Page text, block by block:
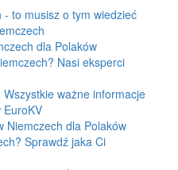
to musisz o tym wiedzieć
dla Polaków
Nasi eksperci
ważne informacje
EuroKV
Niemczech dla Polaków
Sprawdź jaka Ci